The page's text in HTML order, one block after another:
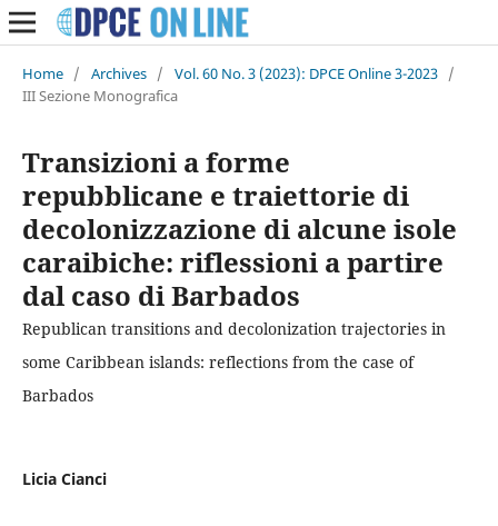
Home / Archives / Vol. 60 No. 3 (2023): DPCE Online 3-2023 /
III Sezione Monografica
Transizioni a forme
repubblicane e traiettorie di
decolonizzazione di alcune isole
caraibiche: riflessioni a partire
dal caso di Barbados
Republican transitions and decolonization trajectories in
some Caribbean islands: reflections from the case of
Barbados
Licia Cianci